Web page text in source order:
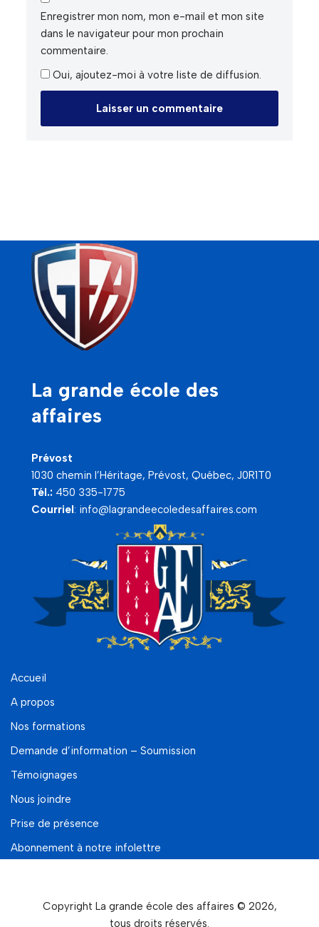
Enregistrer mon nom, mon e-mail et mon site
dans le navigateur pour mon prochain
commentaire.
Oui, ajoutez-moi à votre liste de diffusion.
La grande école des
affaires
Prévost
1030 chemin l’Héritage, Prévost, Québec, J0R1T0
Tél.: 450 335-1775
Courriel: info@lagrandeecoledesaffaires.com
Accueil
A propos
Nos formations
Demande d’information – Soumission
Témoignages
Nous joindre
Prise de présence
Abonnement à notre infolettre
Copyright La grande école des affaires © 2026,
tous droits réservés.